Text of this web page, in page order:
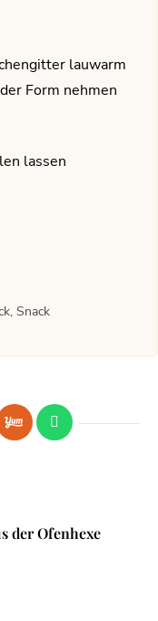
lauwarm
Form nehmen
lassen
Snack
der Ofenhexe